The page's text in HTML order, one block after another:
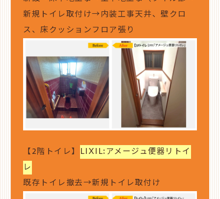
新規トイレ取付け→内装工事天井、壁クロ
ス、床クッションフロア張り
【2階トイレ】 LIXIL:アメージュ便器リトイ
レ
既存トイレ撤去→新規トイレ取付け